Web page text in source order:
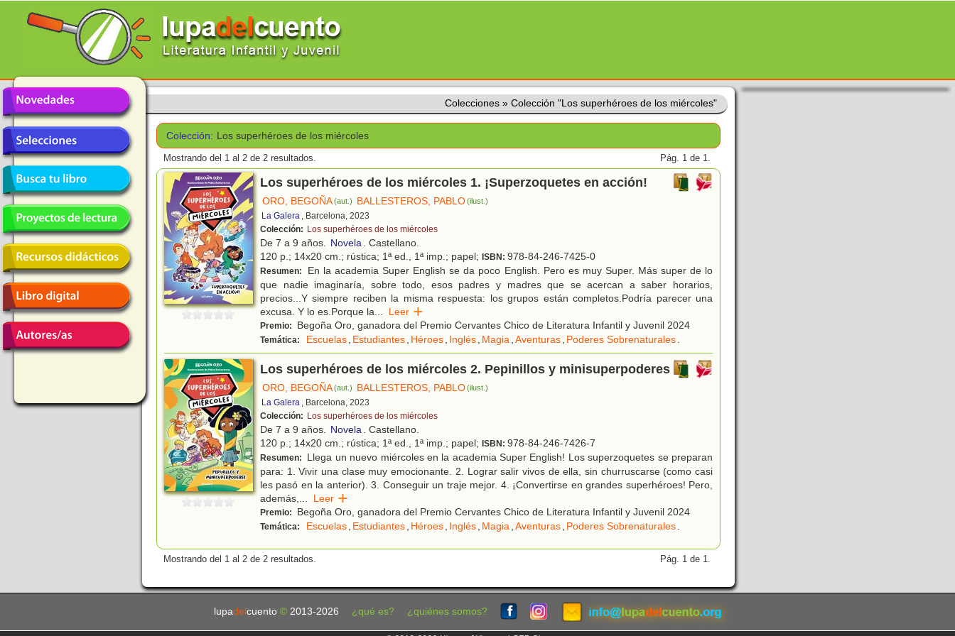
Colecciones » Colección "Los superhéroes de los miércoles"
Colección: Los superhéroes de los miércoles
Mostrando del 1 al 2 de 2 resultados. Pág. 1 de 1.
Los superhéroes de los miércoles 1. ¡Superzoquetes en acción!
ORO, BEGOÑA(aut.) BALLESTEROS, PABLO(ilust.)
La Galera , Barcelona, 2023
Colección: Los superhéroes de los miércoles
De 7 a 9 años. Novela. Castellano.
120 p.; 14x20 cm.; rústica; 1ª ed., 1ª imp.; papel; ISBN: 978-84-246-7425-0
Resumen:
En la academia Super English se da poco English. Pero es muy Super. Más super de lo
que nadie imaginaría, sobre todo, esos padres y madres que se acercan a saber horarios,
precios...Y siempre reciben la misma respuesta: los grupos están completos.Podría parecer una
excusa. Y lo es.Porque la... Leer
Premio: Begoña Oro, ganadora del Premio Cervantes Chico de Literatura Infantil y Juvenil 2024
Temática: Escuelas, Estudiantes, Héroes, Inglés, Magia,Aventuras, Poderes Sobrenaturales.
Los superhéroes de los miércoles 2. Pepinillos y minisuperpoderes
ORO, BEGOÑA(aut.) BALLESTEROS, PABLO(ilust.)
La Galera , Barcelona, 2023
Colección: Los superhéroes de los miércoles
De 7 a 9 años. Novela. Castellano.
120 p.; 14x20 cm.; rústica; 1ª ed., 1ª imp.; papel; ISBN: 978-84-246-7426-7
Resumen:
Llega un nuevo miércoles en la academia Super English! Los superzoquetes se preparan
para: 1. Vivir una clase muy emocionante. 2. Lograr salir vivos de ella, sin churruscarse (como casi
les pasó en la anterior). 3. Conseguir un traje mejor. 4. ¡Convertirse en grandes superhéroes! Pero,
además,... Leer
Premio: Begoña Oro, ganadora del Premio Cervantes Chico de Literatura Infantil y Juvenil 2024
Temática: Escuelas, Estudiantes, Héroes, Inglés, Magia,Aventuras, Poderes Sobrenaturales.
Mostrando del 1 al 2 de 2 resultados. Pág. 1 de 1.
lupadel cuento © 2013-2026 ¿qué es? ¿quiénes somos?